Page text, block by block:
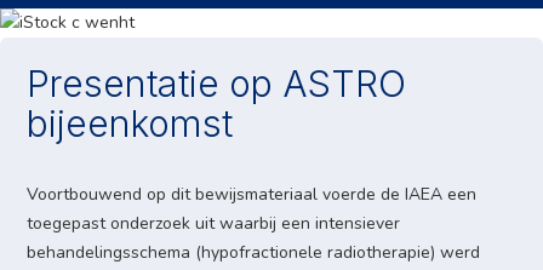
Presentatie op ASTRO
bijeenkomst
Voortbouwend op dit bewijsmateriaal voerde de IAEA een
toegepast onderzoek uit waarbij een intensiever
behandelingsschema (hypofractionele radiotherapie) werd